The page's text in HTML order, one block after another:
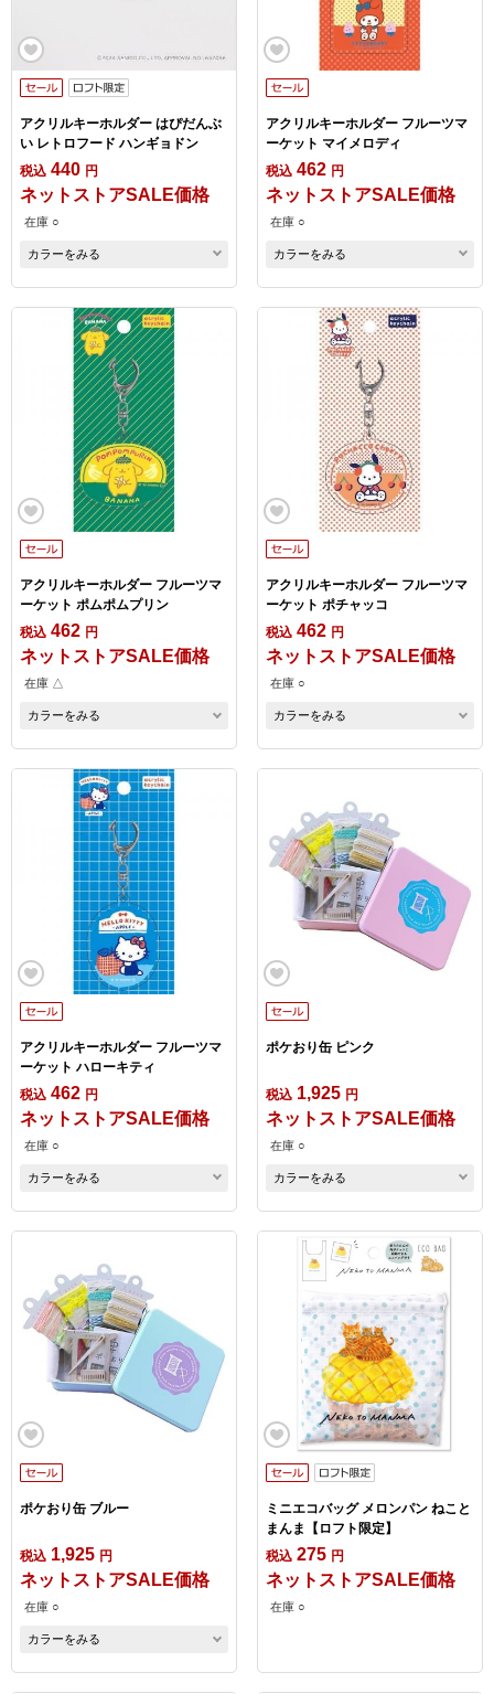
アクリルキーホルダー はぴだんぶ
い レトロフード ハンギョドン
税込 440 円
ネットストアSALE価格
在庫 ○
カラーをみる
アクリルキーホルダー フルーツマ
ーケット マイメロディ
税込 462 円
ネットストアSALE価格
在庫 ○
カラーをみる
アクリルキーホルダー フルーツマ
ーケット ポムポムプリン
税込 462 円
ネットストアSALE価格
在庫 △
カラーをみる
アクリルキーホルダー フルーツマ
ーケット ポチャッコ
税込 462 円
ネットストアSALE価格
在庫 ○
カラーをみる
アクリルキーホルダー フルーツマ
ーケット ハローキティ
税込 462 円
ネットストアSALE価格
在庫 ○
カラーをみる
ポケおり缶 ピンク
税込 1,925 円
ネットストアSALE価格
在庫 ○
カラーをみる
ポケおり缶 ブルー
税込 1,925 円
ネットストアSALE価格
在庫 ○
カラーをみる
ミニエコバッグ メロンパン ねこと
まんま【ロフト限定】
税込 275 円
ネットストアSALE価格
在庫 ○